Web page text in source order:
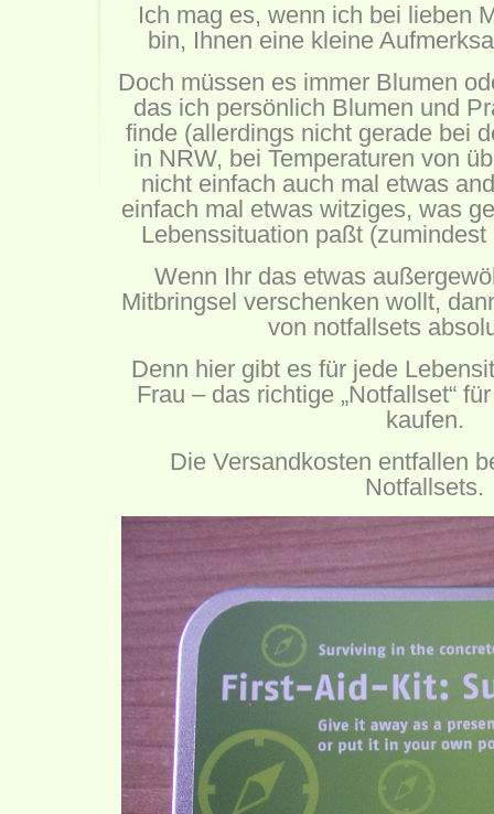
Ich mag es, wenn ich bei lieben
bin, Ihnen eine kleine
Doch müssen es immer Blumen
das ich persönlich Blumen und
finde (allerdings nicht gerade bei
in NRW, bei Temperaturen von
nicht einfach auch mal etwas
einfach mal etwas witziges, was
Lebenssituation paßt
Wenn Ihr das etwas
Mitbringsel verschenken wollt,
von notfallsets
Denn hier gibt es für jede
Frau – das richtige „Notfallset“
kaufen.
Die Versandkosten entfallen
Notfallsets.